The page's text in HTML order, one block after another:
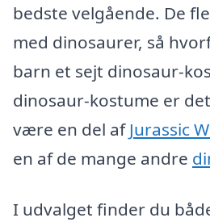
bedste velgående. De
med dinosaurer, så
barn et sejt dinosaur-
dinosaur-kostume er
være en del af Jurassic
en af de mange andre
I udvalget finder du